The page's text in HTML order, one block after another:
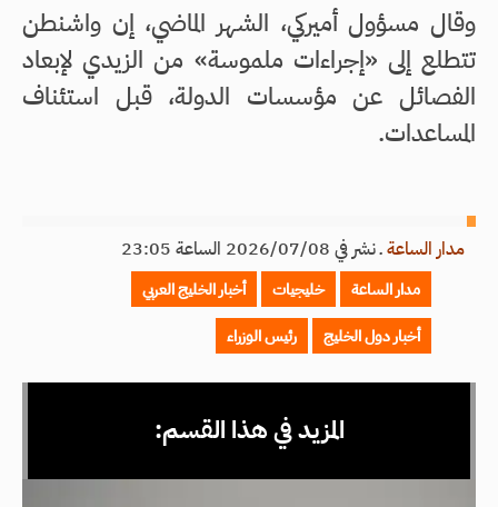
وقال مسؤول أميركي، الشهر الماضي، إن واشنطن
تتطلع إلى «إجراءات ملموسة» من الزيدي لإبعاد
الفصائل عن مؤسسات الدولة، قبل استئناف
المساعدات.
مدار الساعةـنشر في 2026/07/08 الساعة 23:05
مدار الساعة خليجيات
أخبار الخليج العربي
أخبار دول الخليج
رئيس الوزراء
المزيد في هذا القسم: